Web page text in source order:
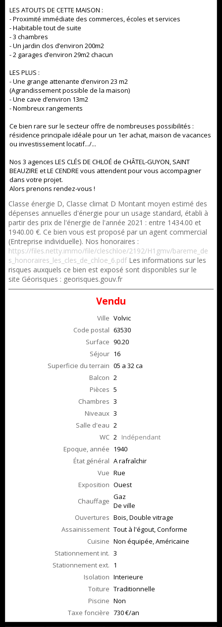
LES ATOUTS DE CETTE MAISON :
- Proximité immédiate des commerces, écoles et services
- Habitable tout de suite
- 3 chambres
- Un jardin clos d’environ 200m2
- 2 garages d’environ 29m2 chacun
LES PLUS :
- Une grange attenante d’environ 23 m2
(Agrandissement possible de la maison)
- Une cave d’environ 13m2
- Nombreux rangements
Ce bien rare sur le secteur offre de nombreuses possibilités :
résidence principale idéale pour un 1er achat, maison de vacances
ou investissement locatif.../...
Nos 3 agences LES CLÉS DE CHLOÉ de CHÂTEL-GUYON, SAINT
BEAUZIRE et LE CENDRE vous attendent pour vous accompagner
dans votre projet.
Alors prenons rendez-vous !
Classe énergie D, Classe climat D Montant moyen estimé des
dépenses annuelles d'énergie pour un usage standard, établi à
partir des prix de l'énergie de l'année 2021 : entre 1434.00 et
1940.00 €. Ce bien vous est proposé par un agent commercial
(Entreprise individuelle). Nos honoraires :
https://files.netty.immo/file/cleschloe/2192/H1gmv/bareme_de
s_honoraires_les_cles_de_chloe_6.pdfLes informations sur les
risques auxquels ce bien est exposé sont disponibles sur le
site Géorisques : georisques.gouv.fr
Vendu
Ville Volvic
Code postal 63530
Surface 90.20
Séjour 16
Superficie du terrain 05 a 32 ca
Balcon 2
Pièces 5
Chambres 3
Niveaux 3
Salle d'eau 2
WC 2 Indépendant
Epoque, année 1940
État général A rafraîchir
Vue Rue
Exposition Ouest
Chauffage Gaz
De ville
Ouvertures Bois, Double vitrage
Assainissement Tout à l'égout, Conforme
Cuisine Non équipée, Américaine
Stationnement int. 3
Stationnement ext. 1
Isolation Interieure
Toiture Traditionnelle
Piscine Non
Taxe foncière 730 €/an